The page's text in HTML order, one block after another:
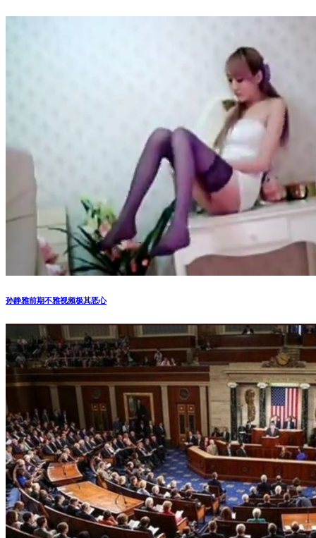
孙静雅前期不雅视频极其恶心